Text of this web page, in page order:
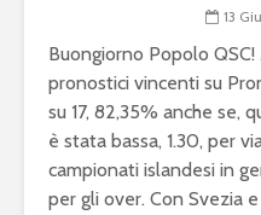
13
Buongiorno Popolo
pronostici vincenti su
su 17, 82,35% anche se,
è stata bassa, 1.30, per
campionati islandesi in
per gli over. Con Svezia